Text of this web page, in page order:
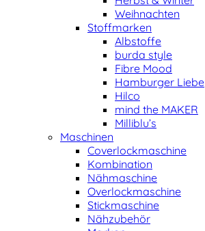
Weihnachten
Stoffmarken
Albstoffe
burda style
Fibre Mood
Hamburger Liebe
Hilco
mind the MAKER
Milliblu’s
Maschinen
Coverlockmaschine
Kombination
Nähmaschine
Overlockmaschine
Stickmaschine
Nähzubehör